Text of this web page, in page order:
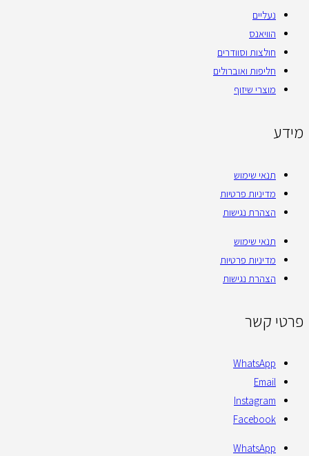
נעליים
הוויאנס
חולצות וסוודרים
חליפות ואוברולים
מוצרי שיזוף
מידע
תנאי שימוש
מדיניות פרטיות
הצהרת נגישות
תנאי שימוש
מדיניות פרטיות
הצהרת נגישות
פרטי קשר
WhatsApp
Email
Instagram
Facebook
WhatsApp